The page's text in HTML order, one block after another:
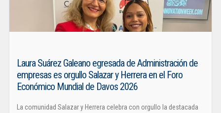
Laura Suárez Galeano egresada de Administración de
empresas es orgullo Salazar y Herrera en el Foro
Económico Mundial de Davos 2026
La comunidad Salazar y Herrera celebra con orgullo la destacada